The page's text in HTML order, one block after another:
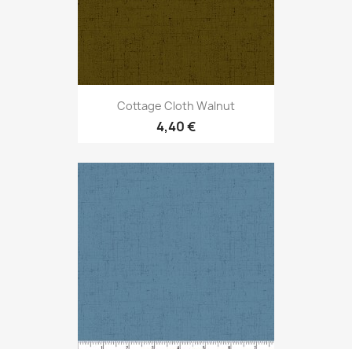
Cottage Cloth Walnut
4,40 €